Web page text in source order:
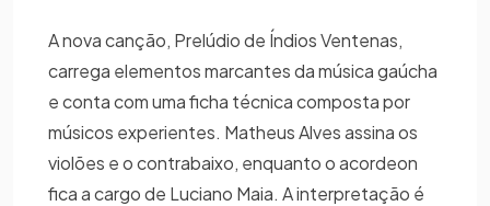
A nova canção, Prelúdio de Índios Ventenas,
carrega elementos marcantes da música gaúcha
e conta com uma ficha técnica composta por
músicos experientes. Matheus Alves assina os
violões e o contrabaixo, enquanto o acordeon
fica a cargo de Luciano Maia. A interpretação é